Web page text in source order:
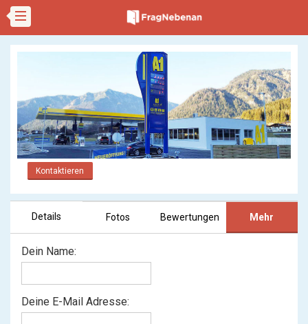
Kontaktieren
Details Fotos Bewertungen Mehr
Dein Name:
Deine E-Mail Adresse: